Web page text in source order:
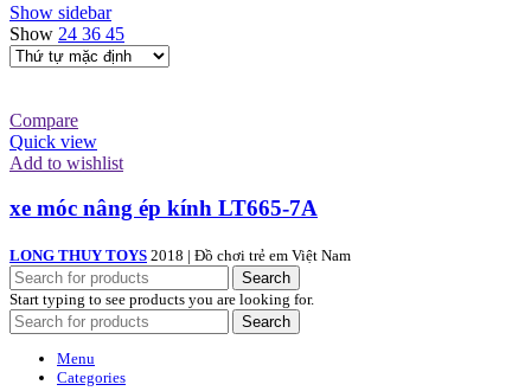
Show sidebar
Show 24 36 45
Compare
Quick view
Add to wishlist
xe móc nâng ép kính LT665-7A
LONG THUY TOYS 2018 | Đồ chơi trẻ em Việt Nam
Search
Start typing to see products you are looking for.
Search
Menu
Categories